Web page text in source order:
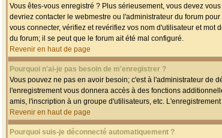
Vous êtes-vous enregistré ? Plus sérieusement, vous devez
devriez contacter le webmestre ou l'administrateur du forum
vous connecter, vérifiez et revérifiez vos nom d'utilisateur et
du forum; il se peut que le forum ait été mal configuré.
Revenir en haut de page
Pourquoi n'ai-je pas besoin de m'enregistrer ?
Vous pouvez ne pas en avoir besoin; c'est à l'administrateur de
l'enregistrement vous donnera accès à des fonctions
amis, l'inscription à un groupe d'utilisateurs, etc.
Revenir en haut de page
Pourquoi suis-je déconnecté automatiquement ?